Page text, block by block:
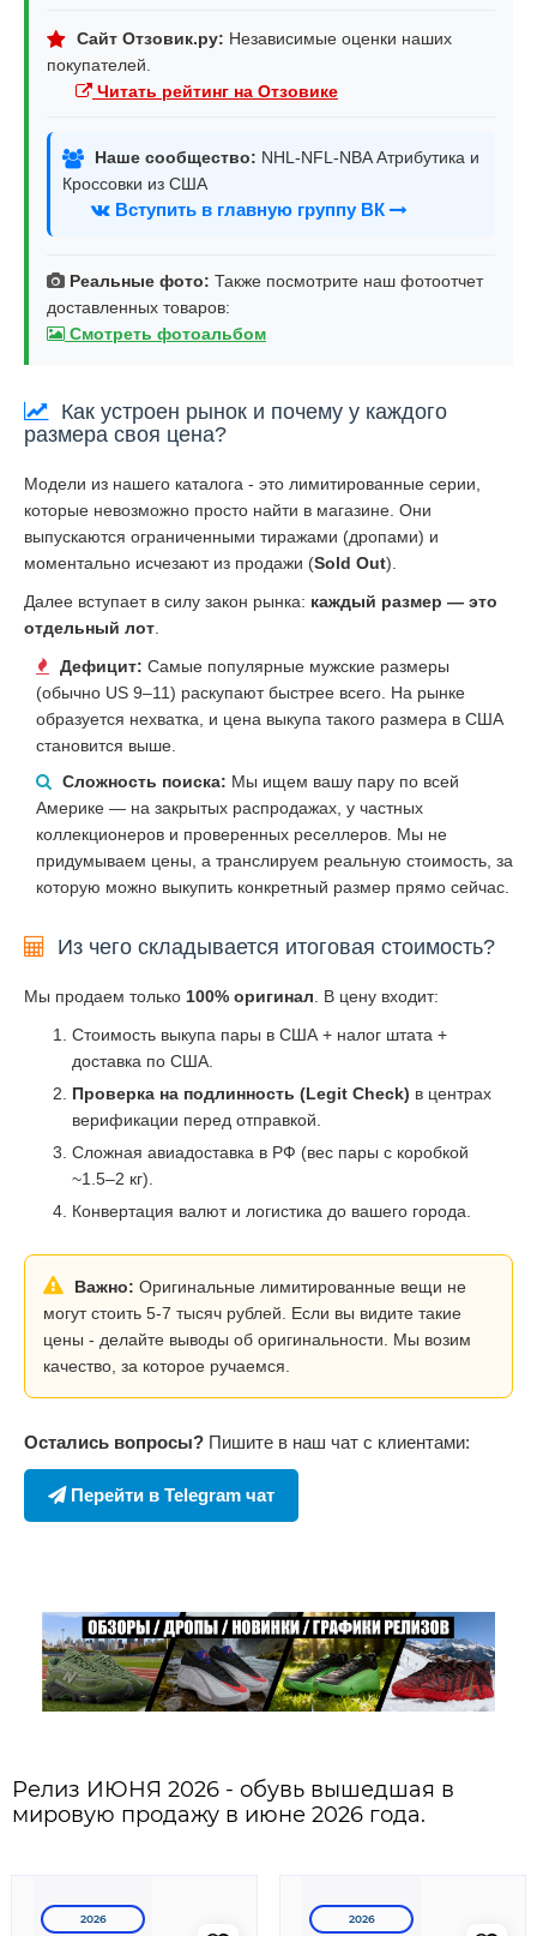
Сайт Отзовик.ру: Независимые оценки наших
покупателей.
Читать рейтинг на Отзовике
Наше сообщество: NHL-NFL-NBA Атрибутика и
Кроссовки из США
Вступить в главную группу ВК
Реальные фото: Также посмотрите наш фотоотчет
доставленных товаров:
Смотреть фотоальбом
Как устроен рынок и почему у каждого
размера своя цена?
Модели из нашего каталога - это лимитированные серии,
которые невозможно просто найти в магазине. Они
выпускаются ограниченными тиражами (дропами) и
моментально исчезают из продажи (Sold Out).
Далее вступает в силу закон рынка: каждый размер — это
отдельный лот
Дефицит: Самые популярные мужские размеры
(обычно US 9–11) раскупают быстрее всего. На рынке
образуется нехватка, и цена выкупа такого размера в США
становится выше.
Сложность поиска: Мы ищем вашу пару по всей
Америке — на закрытых распродажах, у частных
коллекционеров и проверенных реселлеров. Мы не
придумываем цены, а транслируем реальную стоимость, за
которую можно выкупить конкретный размер прямо сейчас.
Из чего складывается итоговая стоимость?
Мы продаем только 100% оригинал . В цену входит:
Стоимость выкупа пары в США + налог штата +
доставка по США.
Проверка на подлинность (Legit Check) в центрах
верификации перед отправкой.
Сложная авиадоставка в РФ (вес пары с коробкой
~1.5–2 кг).
Конвертация валют и логистика до вашего города.
Важно: Оригинальные лимитированные вещи не
могут стоить 5-7 тысяч рублей. Если вы видите такие
цены - делайте выводы об оригинальности. Мы возим
качество, за которое ручаемся.
Остались вопросы? Пишите в наш чат с клиентами:
Перейти в Telegram чат
Релиз ИЮНЯ 2026 - обувь вышедшая в
мировую продажу в июне 2026 года.
2026 2026